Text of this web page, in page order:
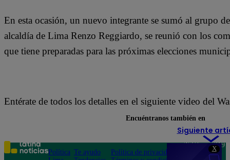
X
En esta ocasión, un nuevo integrante se sumó al grupo
alcaldía de Lima Renzo Reggiardo, se reunió con los
que tiene preparadas para las próximas elecciones
Entérate de todos los detalles en el siguiente video del
Siguiente
Encuéntranos también en
Política Te ayudo
Política de privacidad
Teléfono: 219